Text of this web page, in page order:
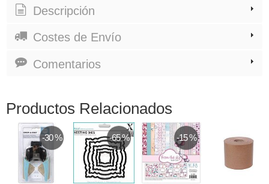
Descripción
Costes de Envío
Comentarios
Productos Relacionados
-30 % -65 % -15 %